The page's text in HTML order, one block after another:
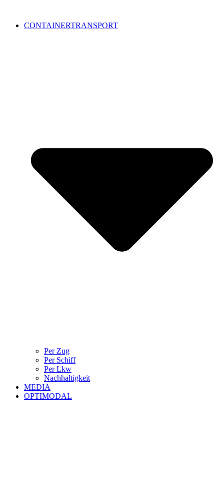
CONTAINERTRANSPORT
Per Zug
Per Schiff
Per Lkw
Nachhaltigkeit
MEDIA
OPTIMODAL